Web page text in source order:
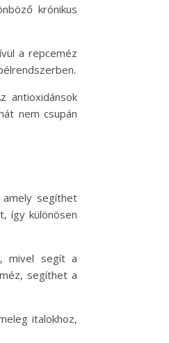
krónikus
a repceméz
antioxidánsok
nem csupán
amely segíthet
így különösen
mivel segít a
segíthet a
italokhoz,